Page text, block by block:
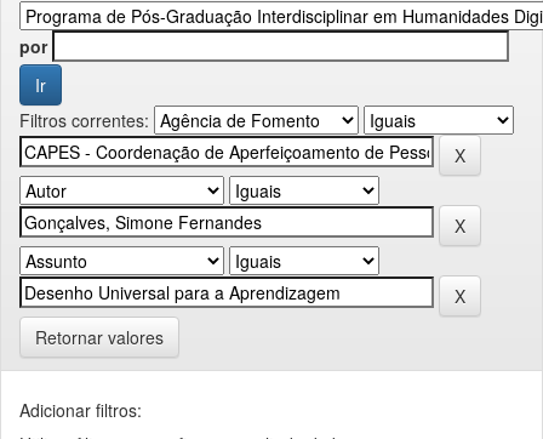
por
Filtros correntes:
Retornar valores
Adicionar filtros: